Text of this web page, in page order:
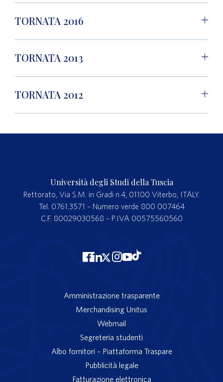
TORNATA 2016
TORNATA 2013
TORNATA 2012
Università degli Studi della Tuscia
Rettorato, Via S.M. in Gradi n.4, 01100 Viterbo, ITALY.
Tel. 0761.3571 – Numero verde 800 007464
C.F. 80029030568 – P.IVA 00575560560
Amministrazione trasparente
Merchandising Unitus
Webmail
Segreteria studenti
Albo fornitori – Piattaforma Traspare
Pubblicità legale
Fatturazione elettronica